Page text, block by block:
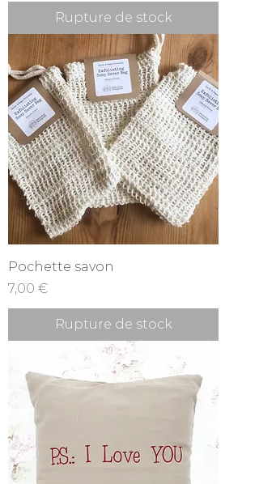
Rupture de stock
Pochette savon
Prix
7,00 €
Rupture de stock